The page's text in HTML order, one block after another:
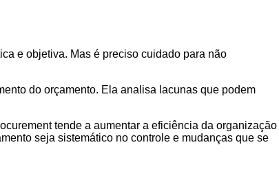
e objetiva. Mas é preciso cuidado para não
do orçamento. Ela analisa lacunas que podem
tende a aumentar a eficiência da organização
seja sistemático no controle e mudanças que se